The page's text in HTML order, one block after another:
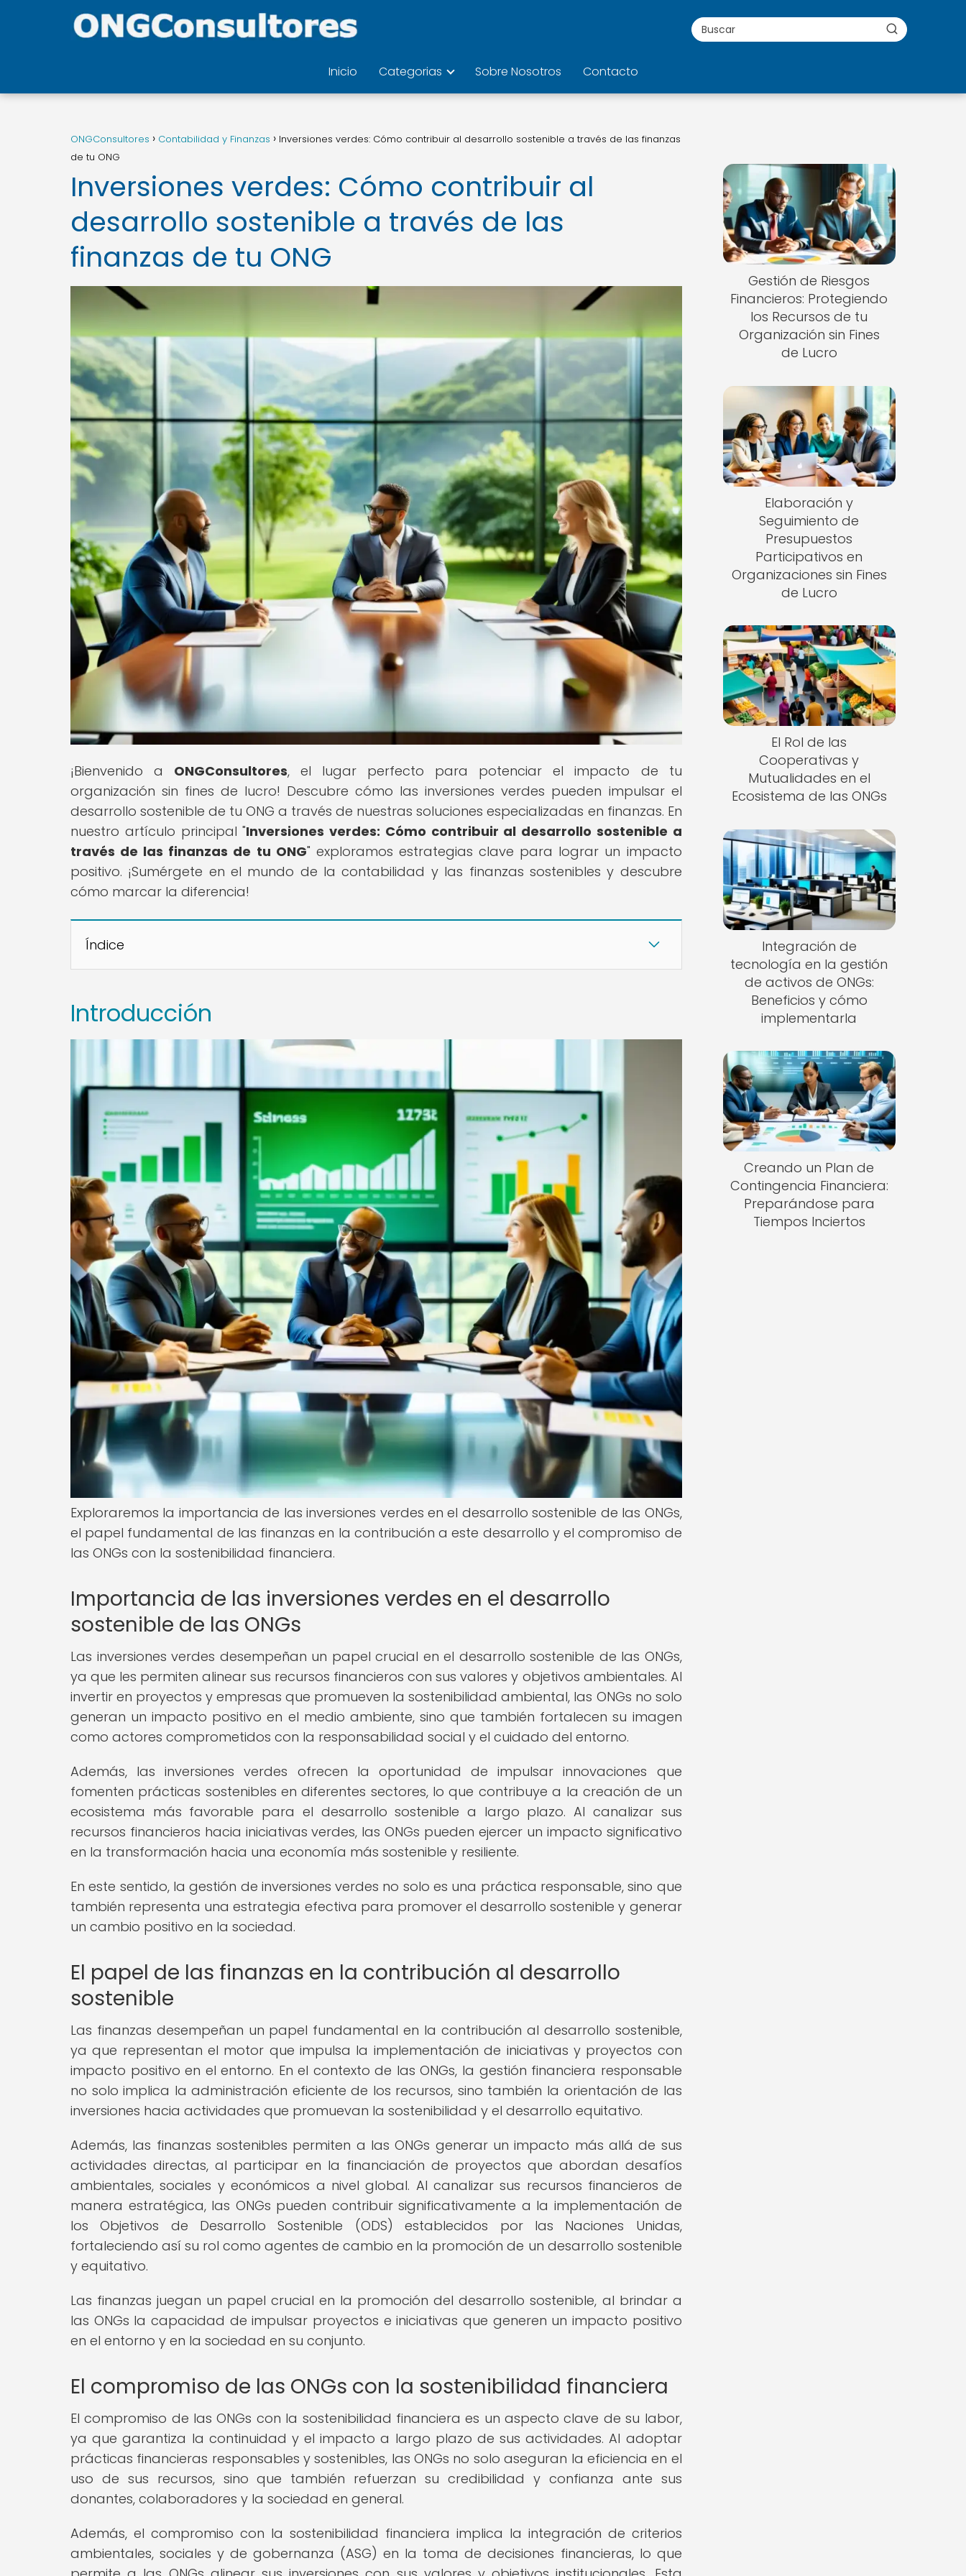
Inicio Categorias Sobre Nosotros Contacto
ONGConsultores Contabilidad y Finanzas
Inversiones verdes: Cómo contribuir al desarrollo sostenible a través de las finanzas
de tu ONG
Inversiones verdes: Cómo contribuir al
desarrollo sostenible a través de las
finanzas de tu ONG
¡Bienvenido a ONGConsultores, el lugar perfecto para potenciar el impacto de tu
organización sin fines de lucro! Descubre cómo las inversiones verdes pueden impulsar el
desarrollo sostenible de tu ONG a través de nuestras soluciones especializadas en finanzas. En
nuestro artículo principal "Inversiones verdes: Cómo contribuir al desarrollo sostenible a
través de las finanzas de tu ONG" exploramos estrategias clave para lograr un impacto
positivo. ¡Sumérgete en el mundo de la contabilidad y las finanzas sostenibles y descubre
cómo marcar la diferencia!
Índice
Introducción
Exploraremos la importancia de las inversiones verdes en el desarrollo sostenible de las ONGs,
el papel fundamental de las finanzas en la contribución a este desarrollo y el compromiso de
las ONGs con la sostenibilidad financiera.
Importancia de las inversiones verdes en el desarrollo
sostenible de las ONGs
Las inversiones verdes desempeñan un papel crucial en el desarrollo sostenible de las ONGs,
ya que les permiten alinear sus recursos financieros con sus valores y objetivos ambientales. Al
invertir en proyectos y empresas que promueven la sostenibilidad ambiental, las ONGs no solo
generan un impacto positivo en el medio ambiente, sino que también fortalecen su imagen
como actores comprometidos con la responsabilidad social y el cuidado del entorno.
Además, las inversiones verdes ofrecen la oportunidad de impulsar innovaciones que
fomenten prácticas sostenibles en diferentes sectores, lo que contribuye a la creación de un
ecosistema más favorable para el desarrollo sostenible a largo plazo. Al canalizar sus
recursos financieros hacia iniciativas verdes, las ONGs pueden ejercer un impacto significativo
en la transformación hacia una economía más sostenible y resiliente.
En este sentido, la gestión de inversiones verdes no solo es una práctica responsable, sino que
también representa una estrategia efectiva para promover el desarrollo sostenible y generar
un cambio positivo en la sociedad.
El papel de las finanzas en la contribución al desarrollo
sostenible
Las finanzas desempeñan un papel fundamental en la contribución al desarrollo sostenible,
ya que representan el motor que impulsa la implementación de iniciativas y proyectos con
impacto positivo en el entorno. En el contexto de las ONGs, la gestión financiera responsable
no solo implica la administración eficiente de los recursos, sino también la orientación de las
inversiones hacia actividades que promuevan la sostenibilidad y el desarrollo equitativo.
Además, las finanzas sostenibles permiten a las ONGs generar un impacto más allá de sus
actividades directas, al participar en la financiación de proyectos que abordan desafíos
ambientales, sociales y económicos a nivel global. Al canalizar sus recursos financieros de
manera estratégica, las ONGs pueden contribuir significativamente a la implementación de
los Objetivos de Desarrollo Sostenible (ODS) establecidos por las Naciones Unidas,
fortaleciendo así su rol como agentes de cambio en la promoción de un desarrollo sostenible
y equitativo.
Las finanzas juegan un papel crucial en la promoción del desarrollo sostenible, al brindar a
las ONGs la capacidad de impulsar proyectos e iniciativas que generen un impacto positivo
en el entorno y en la sociedad en su conjunto.
El compromiso de las ONGs con la sostenibilidad financiera
El compromiso de las ONGs con la sostenibilidad financiera es un aspecto clave de su labor,
ya que garantiza la continuidad y el impacto a largo plazo de sus actividades. Al adoptar
prácticas financieras responsables y sostenibles, las ONGs no solo aseguran la eficiencia en el
uso de sus recursos, sino que también refuerzan su credibilidad y confianza ante sus
donantes, colaboradores y la sociedad en general.
Además, el compromiso con la sostenibilidad financiera implica la integración de criterios
ambientales, sociales y de gobernanza (ASG) en la toma de decisiones financieras, lo que
Gestión de Riesgos
Financieros: Protegiendo
los Recursos de tu
Organización sin Fines
de Lucro
Elaboración y
Seguimiento de
Presupuestos
Participativos en
Organizaciones sin Fines
de Lucro
El Rol de las
Cooperativas y
Mutualidades en el
Ecosistema de las ONGs
Integración de
tecnología en la gestión
de activos de ONGs:
Beneficios y cómo
implementarla
Creando un Plan de
Contingencia Financiera:
Preparándose para
Tiempos Inciertos